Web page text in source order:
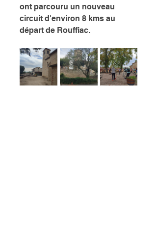
ont parcouru un nouveau
circuit d'environ 8 kms au
départ de Rouffiac.